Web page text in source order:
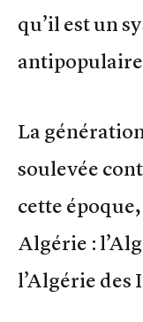
qu’il est un
La
soulevée
cette
Algérie :
l’Algérie des